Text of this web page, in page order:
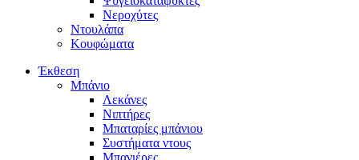
Νεροχύτες
Ντουλάπα
Κουφώματα
Έκθεση
Μπάνιο
Λεκάνες
Νιπτήρες
Μπαταρίες μπάνιου
Συστήματα ντους
Μπανιέρες